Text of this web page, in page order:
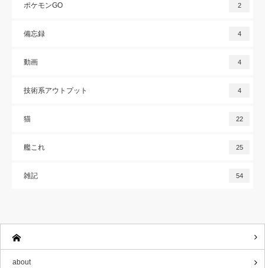
ポケモンGO 2
備忘録 4
動画 4
技術系アウトプット 4
猫 22
艦これ 25
雑記 54
about